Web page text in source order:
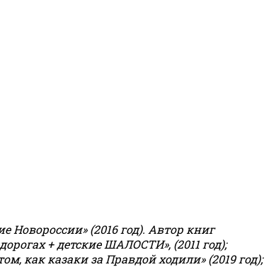
Новороссии» (2016 год). Автор книг
+ детские ШАЛОСТИ», (2011 год);
как казаки за Правдой ходили» (2019 год);